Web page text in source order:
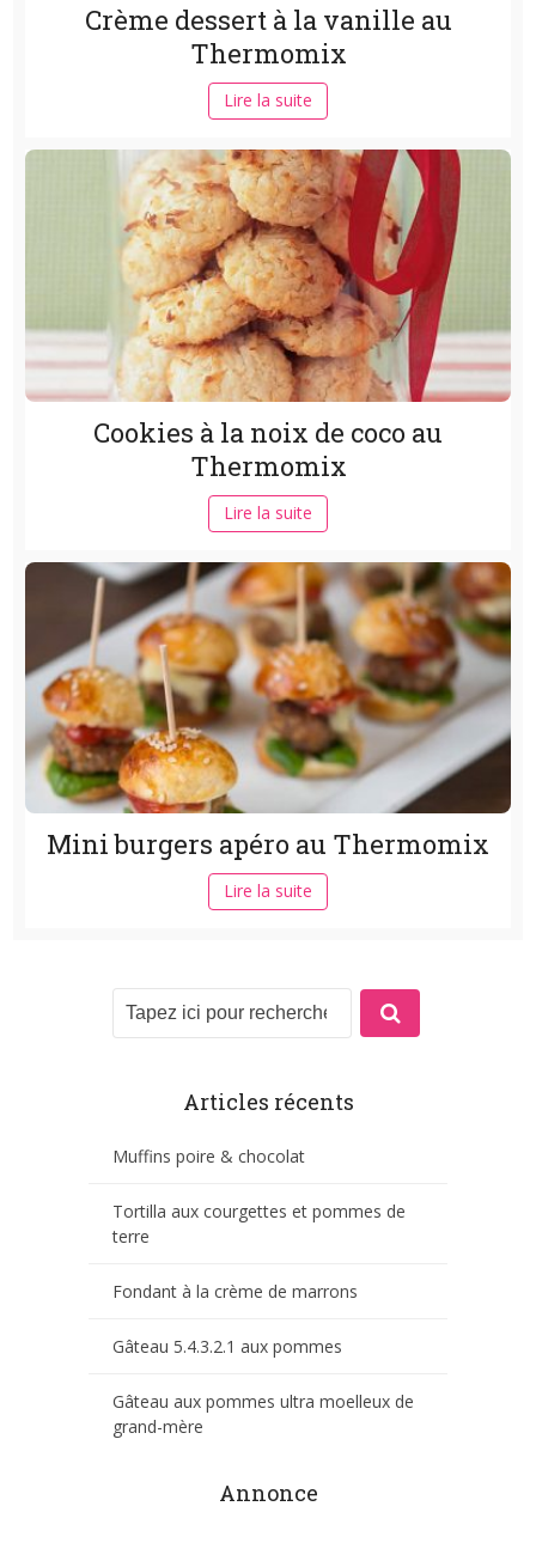
Crème dessert à la vanille au
Thermomix
Lire la suite
Cookies à la noix de coco au
Thermomix
Lire la suite
Mini burgers apéro au Thermomix
Lire la suite
Articles récents
Muffins poire & chocolat
Tortilla aux courgettes et pommes de
terre
Fondant à la crème de marrons
Gâteau 5.4.3.2.1 aux pommes
Gâteau aux pommes ultra moelleux de
grand-mère
Annonce